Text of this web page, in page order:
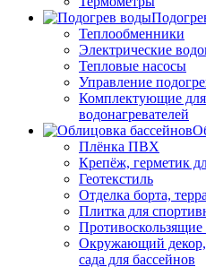
Теплообменники
Электрические
Тепловые насосы
Управление
Комплектующие
водонагревателей
Плёнка ПВХ
Крепёж, герметик
Геотекстиль
Отделка борта,
Плитка для
Окружающий декор,
сада для бассейнов